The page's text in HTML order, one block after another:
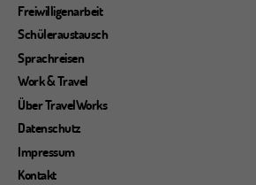
Freiwilligenarbeit
Schüleraustausch
Sprachreisen
Work & Travel
Über TravelWorks
Datenschutz
Impressum
Kontakt